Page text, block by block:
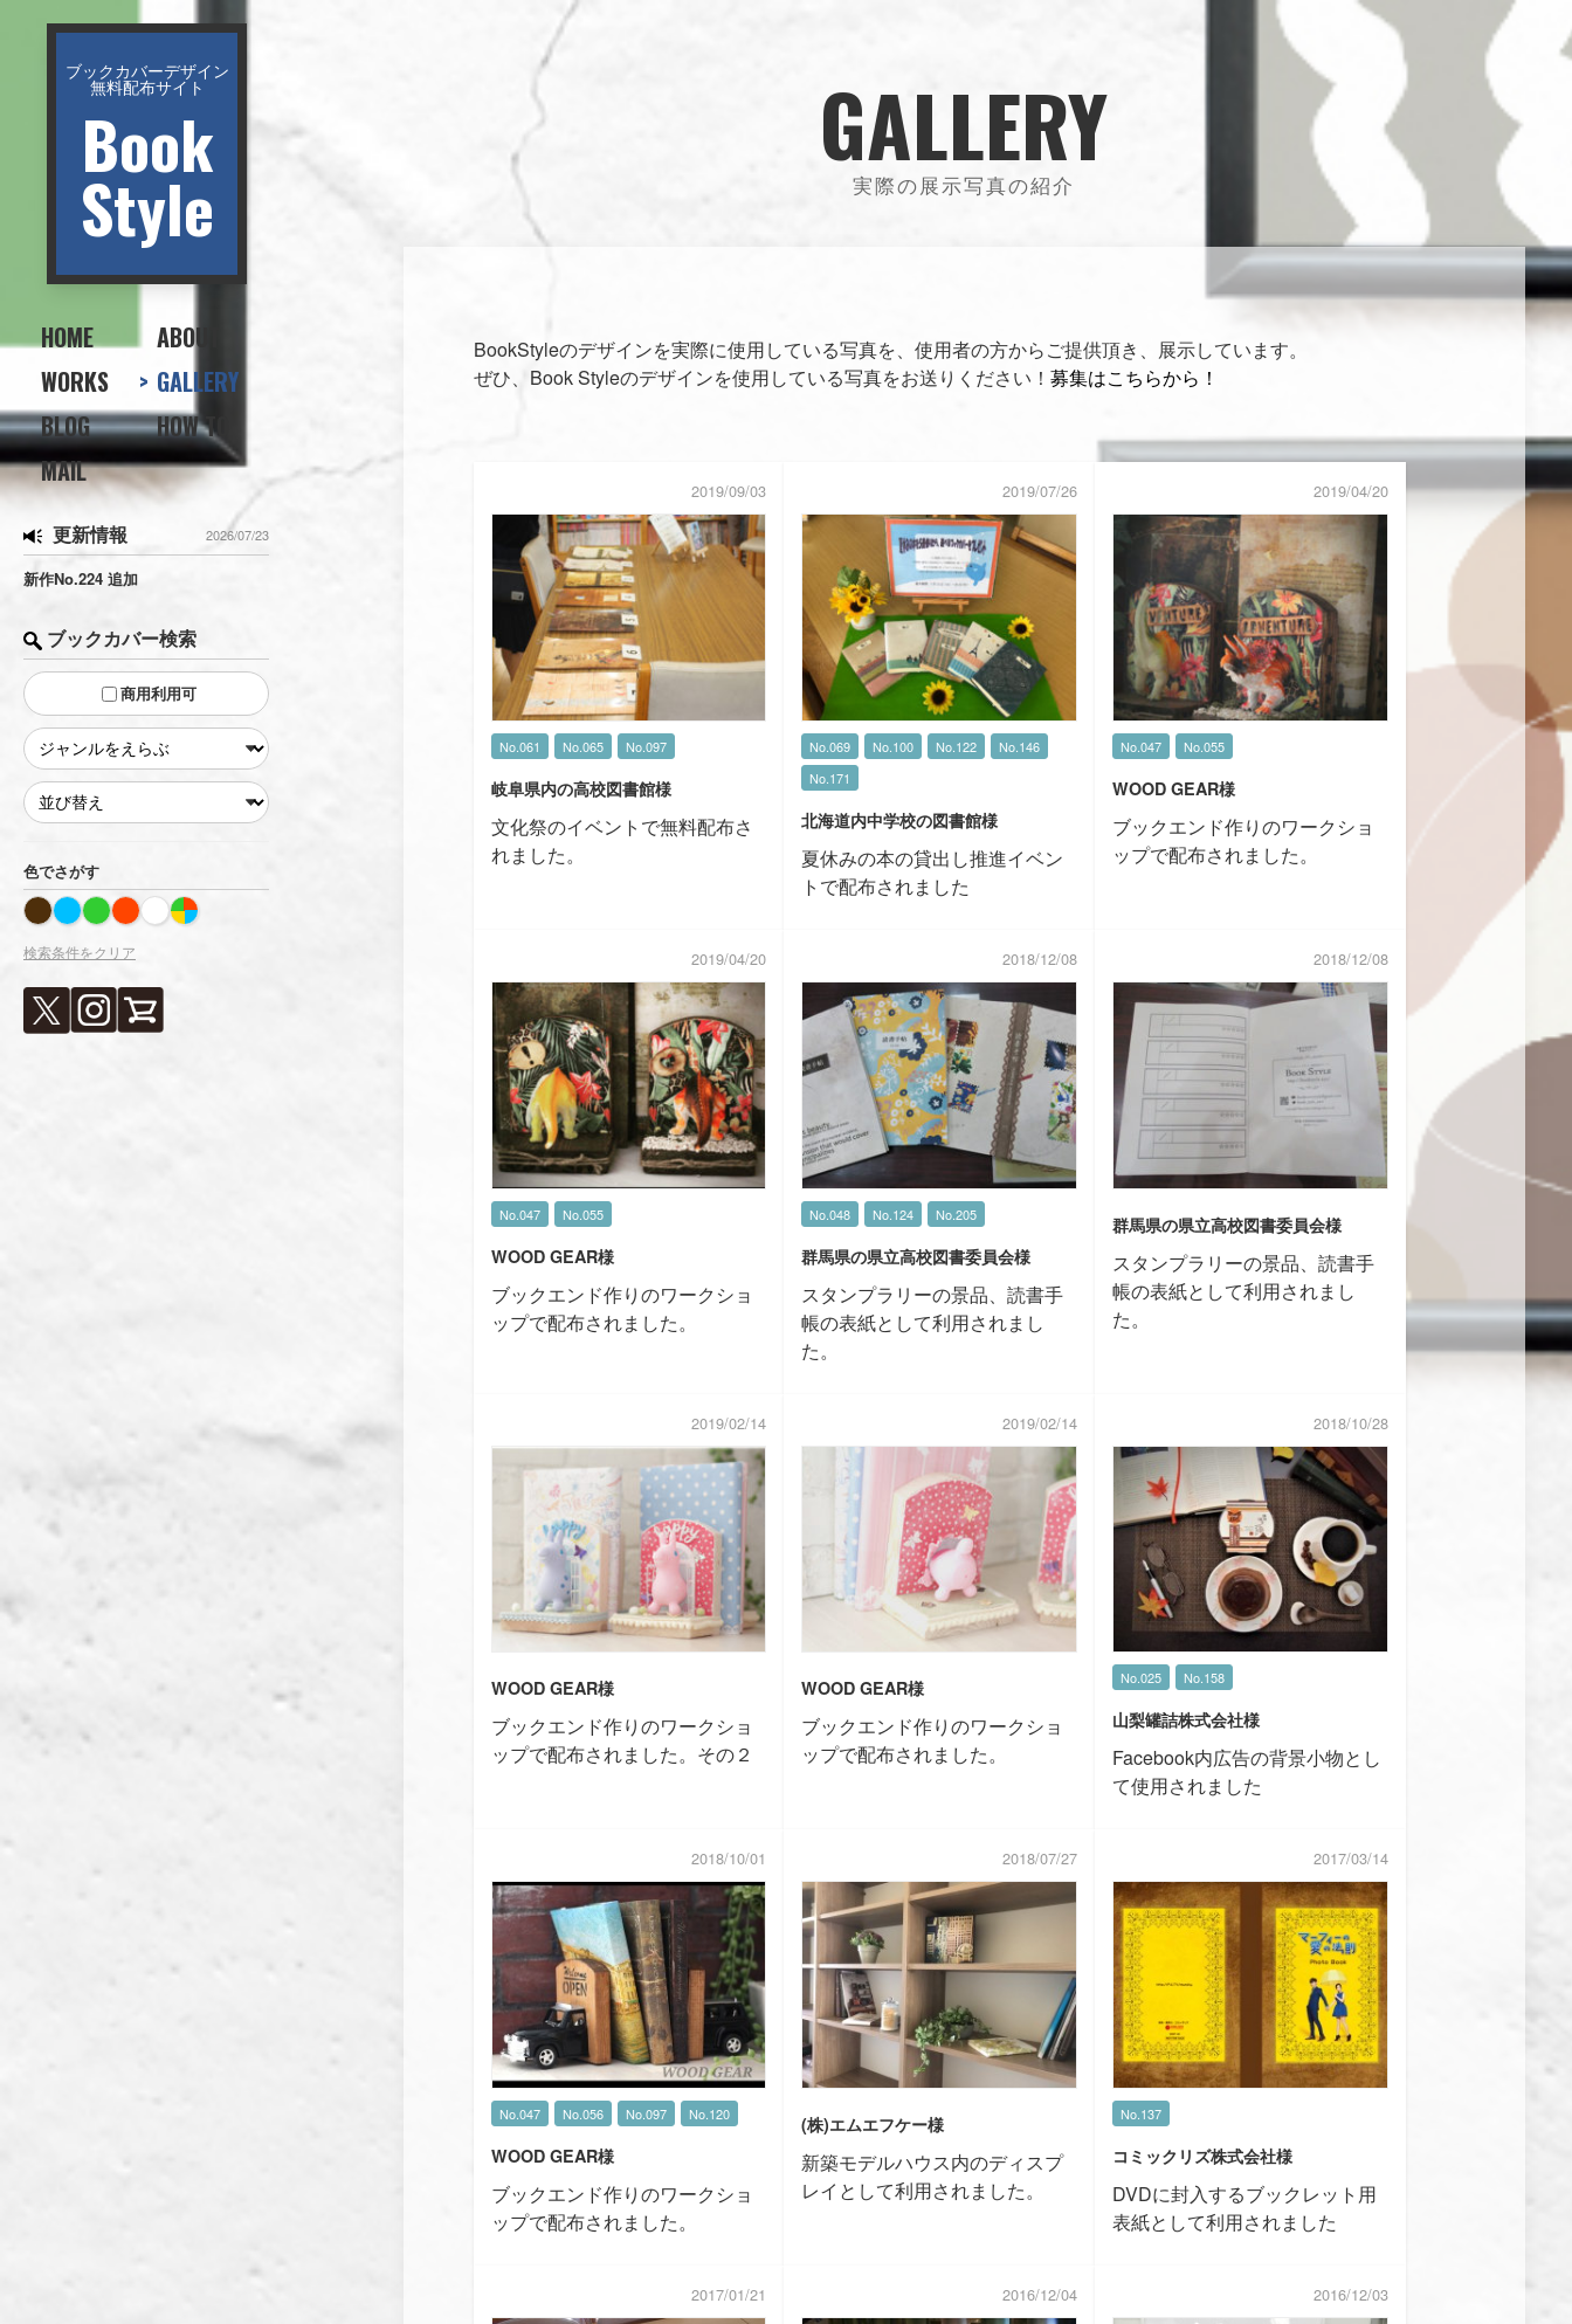
ブックカバーデザイン
無料配布サイト
Book
Style
HOME
ABOUT
WORKS
GALLERY
BLOG
HOW TO
MAIL
更新情報 2026/07/23
新作No.224 追加
ブックカバー検索
商用利用可
色でさがす
検索条件をクリア
GALLERY
実際の展示写真の紹介
BookStyleのデザインを実際に使用している写真を、使用者の方からご提供頂き、展示しています。
ぜひ、Book Styleのデザインを使用している写真をお送りください！ 募集はこちらから！
2019/09/03
No.061 No.065 No.097
岐阜県内の高校図書館様
文化祭のイベントで無料配布さ
れました。
2019/07/26
No.069 No.100 No.122
No.146
No.171
北海道内中学校の図書館様
夏休みの本の貸出し推進イベン
トで配布されました
2019/04/20
No.047 No.055
WOOD GEAR様
ブックエンド作りのワークショ
ップで配布されました。
2019/04/20
No.047 No.055
WOOD GEAR様
ブックエンド作りのワークショ
ップで配布されました。
2018/12/08
No.048 No.124 No.205
群馬県の県立高校図書委員会様
スタンプラリーの景品、読書手
帳の表紙として利用されまし
た。
2018/12/08
群馬県の県立高校図書委員会様
スタンプラリーの景品、読書手
帳の表紙として利用されまし
た。
2019/02/14
WOOD GEAR様
ブックエンド作りのワークショ
ップで配布されました。その２
2019/02/14
WOOD GEAR様
ブックエンド作りのワークショ
ップで配布されました。
2018/10/28
No.025 No.158
山梨罐詰株式会社様
Facebook内広告の背景小物とし
て使用されました
2018/10/01
No.047 No.056 No.097 No.120
WOOD GEAR様
ブックエンド作りのワークショ
ップで配布されました。
2018/07/27
(株)エムエフケー様
新築モデルハウス内のディスプ
レイとして利用されました。
2017/03/14
No.137
コミックリズ株式会社様
DVDに封入するブックレット用
表紙として利用されました
2017/01/21 2016/12/04 2016/12/03